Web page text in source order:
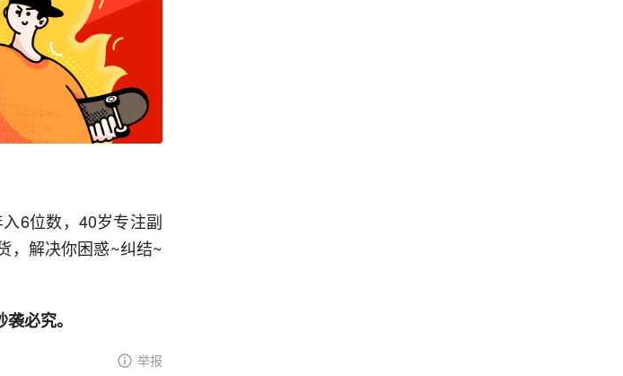
6位数，40岁专注副
，解决你困惑~纠结~
必究。
举报